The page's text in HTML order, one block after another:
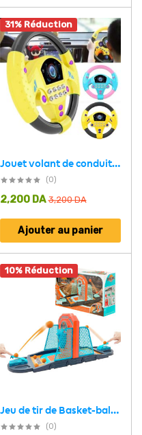
31% Réduction
Jouet volant de conduite simulé avec lumière et musique – لعبة مقود السيارة للأطفال
(0)
3,200DA
2,200 DA
Ajouter au panier
10% Réduction
Jeu de tir de Basket-ball Amusant Lancement Rapide et Frénétique de Balle 2 Joueurs – لعبة تسديد كرات السلة
(0)